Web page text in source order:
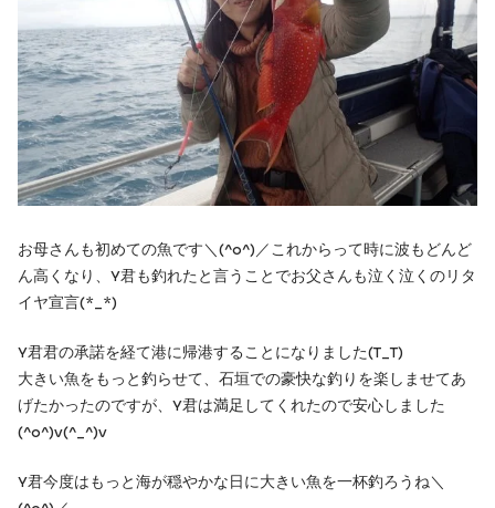
お母さんも初めての魚です＼(^o^)／これからって時に波もどんど
ん高くなり、Y君も釣れたと言うことでお父さんも泣く泣くのリタ
イヤ宣言(*_*)
Y君君の承諾を経て港に帰港することになりました(T_T)
大きい魚をもっと釣らせて、石垣での豪快な釣りを楽しませてあ
げたかったのですが、Y君は満足してくれたので安心しました
(^o^)v(^_^)v
Y君今度はもっと海が穏やかな日に大きい魚を一杯釣ろうね＼